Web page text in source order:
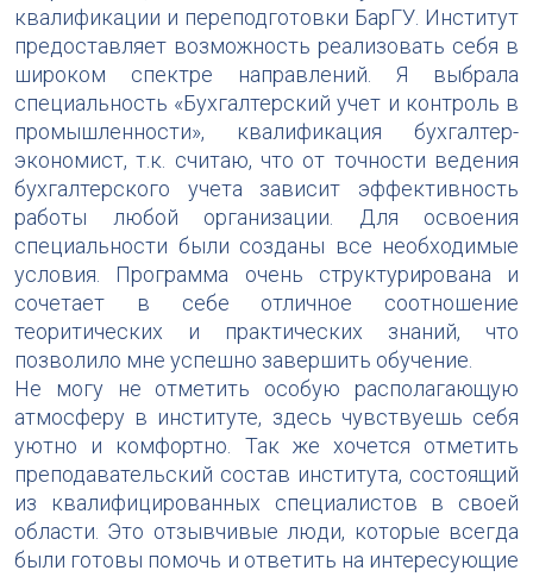
квалификации и переподготовки БарГУ. Институт
предоставляет возможность реализовать себя в
широком спектре направлений. Я выбрала
специальность «Бухгалтерский учет и контроль в
промышленности», квалификация бухгалтер-
экономист, т.к. считаю, что от точности ведения
бухгалтерского учета зависит эффективность
работы любой организации. Для освоения
специальности были созданы все необходимые
условия. Программа очень структурирована и
сочетает в себе отличное соотношение
теоритических и практических знаний, что
позволило мне успешно завершить обучение.
Не могу не отметить особую располагающую
атмосферу в институте, здесь чувствуешь себя
уютно и комфортно. Так же хочется отметить
преподавательский состав института, состоящий
из квалифицированных специалистов в своей
области. Это отзывчивые люди, которые всегда
были готовы помочь и ответить на интересующие